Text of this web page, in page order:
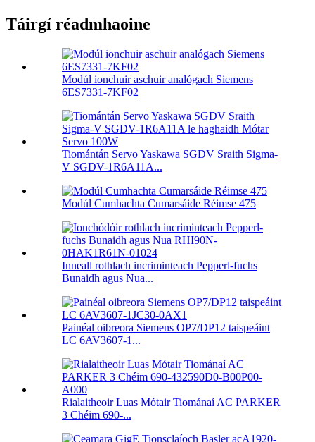
Táirgí réadmhaoine
Modúl ionchuir aschuir analógach Siemens
6ES7331-7KF02
Tiomántán Servo Yaskawa SGDV Sraith Sigma-
V SGDV-1R6A11A...
Modúl Cumhachta Cumarsáide Réimse 475
Inneall rothlach incriminteach Pepperl-fuchs
Bunaidh agus Nua...
Painéal oibreora Siemens OP7/DP12 taispeáint
LC 6AV3607-1...
Rialaitheoir Luas Mótair Tiománaí AC PARKER
3 Chéim 690-...